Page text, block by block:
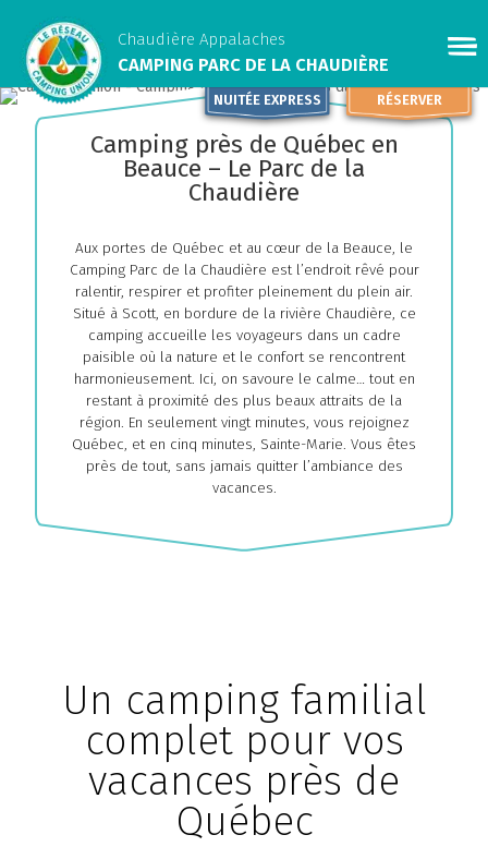
Outaouais
CAMPING UNION BASKATONG
/POURVOIRIE RAINVILLE
Chaudière Appalaches
CAMPING PARC DE LA
CHAUDIÈRE
Chaudière Appalaches
CAMPING PARC DE LA CHAUDIÈRE
RÉSERVER
NUITÉE EXPRESS
Camping près de Québec en
Beauce – Le Parc de la
Chaudière
Aux portes de Québec et au cœur de la Beauce, le
Camping Parc de la Chaudière est l’endroit rêvé pour
ralentir, respirer et profiter pleinement du plein air.
Situé à Scott, en bordure de la rivière Chaudière, ce
camping accueille les voyageurs dans un cadre
paisible où la nature et le confort se rencontrent
harmonieusement. Ici, on savoure le calme… tout en
restant à proximité des plus beaux attraits de la
région. En seulement vingt minutes, vous rejoignez
Québec, et en cinq minutes, Sainte-Marie. Vous êtes
près de tout, sans jamais quitter l’ambiance des
vacances.
Un camping familial
complet pour vos
vacances près de
Québec